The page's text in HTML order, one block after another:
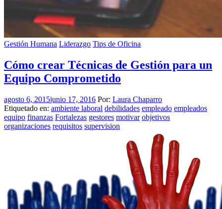
Gestión Humana Liderazgo Tips de Oficina
Cómo crear Técnicas de Gestión para un
Equipo Comprometido
agosto 6, 2015junio 17, 2016 Por: Laura Chaparro
Etiquetado en: ambiente laboral debilidades empleado empleados
equipo finanzas Fortalezas gestores motivar objetivos
organizaciones requisitos supervision